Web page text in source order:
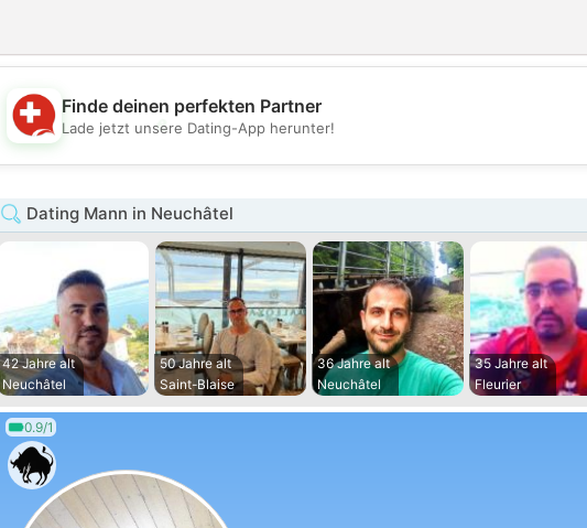
💖
💕
Finde deinen perfekten Partner
Lade jetzt unsere Dating-App herunter!
Dating Mann in Neuchâtel
42 Jahre alt
Neuchâtel
50 Jahre alt
Saint-Blaise
36 Jahre alt
Neuchâtel
35 Jahre alt
Fleurier
0.9/1